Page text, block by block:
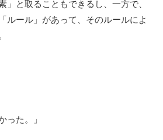
」と取ることもできるし、一方で、
ルール」があって、そのルールによ
った。」